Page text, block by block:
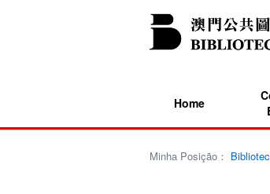
Home
Minha Posição：